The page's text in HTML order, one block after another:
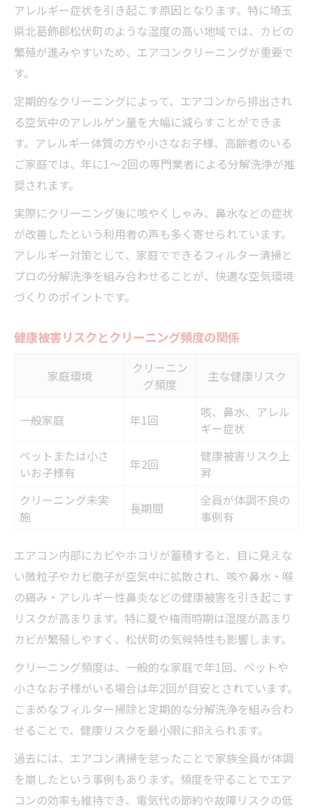
アレルギー症状を引き起こす原因となります。特に埼玉
県北葛飾郡松伏町のような湿度の高い地域では、カビの
繁殖が進みやすいため、エアコンクリーニングが重要で
す。
定期的なクリーニングによって、エアコンから排出され
る空気中のアレルゲン量を大幅に減らすことができま
す。アレルギー体質の方や小さなお子様、高齢者のいる
ご家庭では、年に1～2回の専門業者による分解洗浄が推
奨されます。
実際にクリーニング後に咳やくしゃみ、鼻水などの症状
が改善したという利用者の声も多く寄せられています。
アレルギー対策として、家庭でできるフィルター清掃と
プロの分解洗浄を組み合わせることが、快適な空気環境
づくりのポイントです。
健康被害リスクとクリーニング頻度の関係
家庭環境
クリーニン
グ頻度
主な健康リスク
一般家庭 年1回
咳、鼻水、アレル
ギー症状
ペットまたは小さ
いお子様有
年2回
健康被害リスク上
昇
クリーニング未実
施
長期間
全員が体調不良の
事例有
エアコン内部にカビやホコリが蓄積すると、目に見えな
い微粒子やカビ胞子が空気中に拡散され、咳や鼻水・喉
の痛み・アレルギー性鼻炎などの健康被害を引き起こす
リスクが高まります。特に夏や梅雨時期は湿度が高まり
カビが繁殖しやすく、松伏町の気候特性も影響します。
クリーニング頻度は、一般的な家庭で年1回、ペットや
小さなお子様がいる場合は年2回が目安とされています。
こまめなフィルター掃除と定期的な分解洗浄を組み合わ
せることで、健康リスクを最小限に抑えられます。
過去には、エアコン清掃を怠ったことで家族全員が体調
を崩したという事例もあります。頻度を守ることでエア
コンの効率も維持でき、電気代の節約や故障リスクの低